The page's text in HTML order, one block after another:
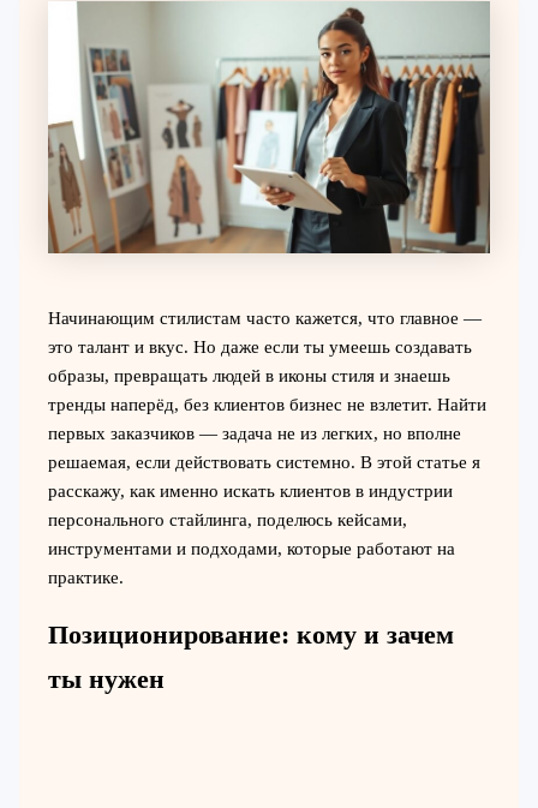
Начинающим стилистам часто кажется, что главное —
это талант и вкус. Но даже если ты умеешь создавать
образы, превращать людей в иконы стиля и знаешь
тренды наперёд, без клиентов бизнес не взлетит. Найти
первых заказчиков — задача не из легких, но вполне
решаемая, если действовать системно. В этой статье я
расскажу, как именно искать клиентов в индустрии
персонального стайлинга, поделюсь кейсами,
инструментами и подходами, которые работают на
практике.
Позиционирование: кому и зачем
ты нужен